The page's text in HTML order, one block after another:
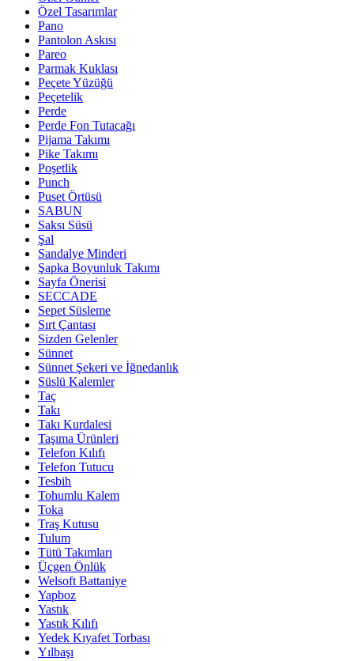
Özel Tasarımlar
Pano
Pantolon Askısı
Pareo
Parmak Kuklası
Peçete Yüzüğü
Peçetelik
Perde
Perde Fon Tutacağı
Pijama Takımı
Pike Takımı
Poşetlik
Punch
Puset Örtüsü
SABUN
Saksı Süsü
Şal
Sandalye Minderi
Şapka Boyunluk Takımı
Sayfa Önerisi
SECCADE
Sepet Süsleme
Sırt Çantası
Sizden Gelenler
Sünnet
Sünnet Şekeri ve İğnedanlık
Süslü Kalemler
Taç
Takı
Takı Kurdalesi
Taşıma Ürünleri
Telefon Kılıfı
Telefon Tutucu
Tesbih
Tohumlu Kalem
Toka
Traş Kutusu
Tulum
Tütü Takımları
Üçgen Önlük
Welsoft Battaniye
Yapboz
Yastık
Yastık Kılıfı
Yedek Kıyafet Torbası
Yılbaşı